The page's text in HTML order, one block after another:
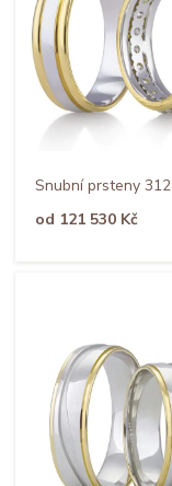
Snubní prsteny 312
od 121 530 Kč